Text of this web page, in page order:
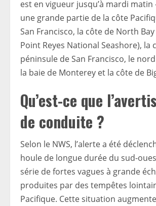
est en vigueur jusqu’à mardi
une grande partie de la côte
San Francisco, la côte de North
Point Reyes National Seashore), la
péninsule de San Francisco, le
la baie de Monterey et la côte de
Qu’est-ce que
de conduite ?
Selon le NWS, l’alerte a été
houle de longue durée du sud-
série de fortes vagues à grande
produites par des tempêtes
Pacifique. Cette situation